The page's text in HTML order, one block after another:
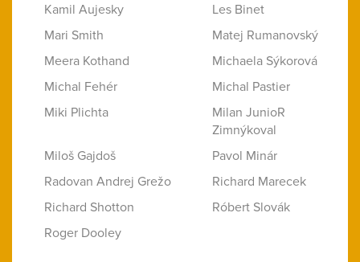
Kamil Aujesky
Les Binet
Mari Smith
Matej Rumanovský
Meera Kothand
Michaela Sýkorová
Michal Fehér
Michal Pastier
Miki Plichta
Milan JunioR
Zimnýkoval
Miloš Gajdoš
Pavol Minár
Radovan Andrej Grežo
Richard Marecek
Richard Shotton
Róbert Slovák
Roger Dooley